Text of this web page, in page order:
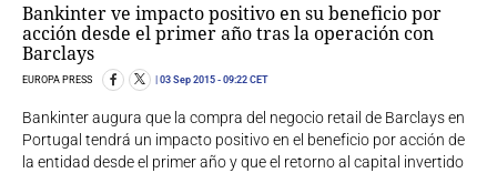
Bankinter ve impacto positivo en su beneficio por
acción desde el primer año tras la operación con
Barclays
EUROPA PRESS 03 Sep 2015 - 09:22 CET
Bankinter augura que la compra del negocio retail de Barclays en
Portugal tendrá un impacto positivo en el beneficio por acción de
la entidad desde el primer año y que el retorno al capital invertido